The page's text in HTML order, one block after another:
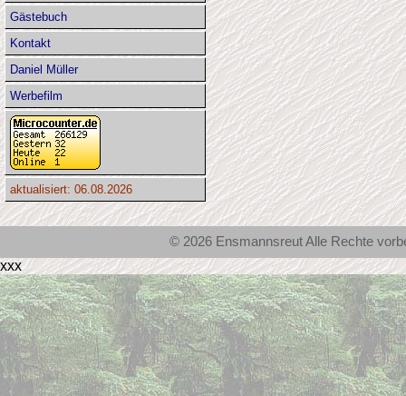
Gästebuch
Kontakt
Daniel Müller
Werbefilm
aktualisiert: 06.08.2026
© 2026 Ensmannsreut Alle Rechte
xxx